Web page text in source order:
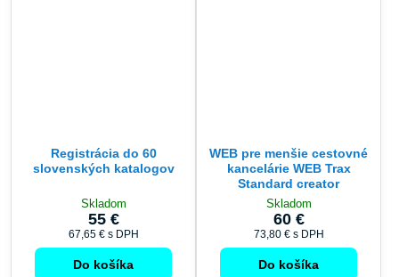
Registrácia do 60
slovenských katalogov
Skladom
55 €
67,65 € s DPH
Do košíka
WEB pre menšie cestovné
kancelárie WEB Trax
Standard creator
Skladom
60 €
73,80 € s DPH
Do košíka